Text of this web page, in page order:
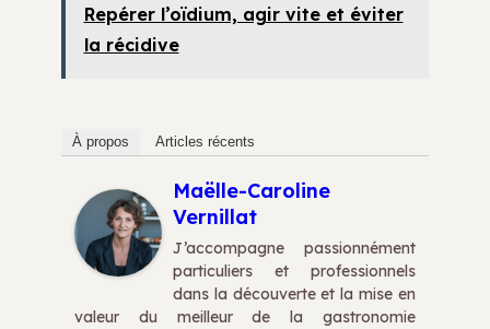
Repérer l’oïdium, agir vite et éviter
la récidive
À propos Articles récents
Maëlle-Caroline
Vernillat
J’accompagne passionnément
particuliers et professionnels
dans la découverte et la mise en
valeur du meilleur de la gastronomie